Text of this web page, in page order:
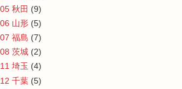
05 秋田 (9)
06 山形 (5)
07 福島 (7)
08 茨城 (2)
11 埼玉 (4)
12 千葉 (5)